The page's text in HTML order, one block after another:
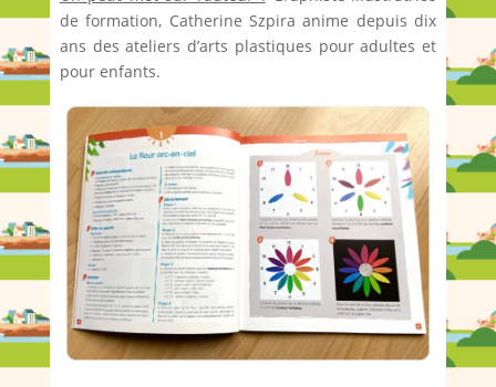
de formation, Catherine Szpira anime depuis dix
ans des ateliers d’arts plastiques pour adultes et
pour enfants.